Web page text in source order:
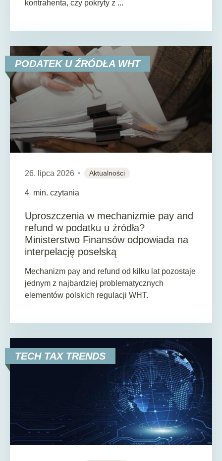
kontrahenta, czy pokryty z ...
PODATEK U ŹRÓDŁA WHT
26. lipca 2026 Aktualności
4 min. czytania
Uproszczenia w mechanizmie pay and
refund w podatku u źródła?
Ministerstwo Finansów odpowiada na
interpelację poselską
Mechanizm pay and refund od kilku lat pozostaje
jednym z najbardziej problematycznych
elementów polskich regulacji WHT.
TECH TAX TRENDS